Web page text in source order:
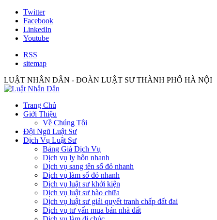
Twitter
Facebook
LinkedIn
Youtube
RSS
sitemap
LUẬT NHÂN DÂN - ĐOÀN LUẬT SƯ THÀNH PHỐ HÀ NỘI
Trang Chủ
Giới Thiệu
Về Chúng Tôi
Đội Ngũ Luật Sư
Dịch Vụ Luật Sư
Bảng Giá Dịch Vụ
Dịch vụ ly hôn nhanh
Dịch vụ sang tên sổ đỏ nhanh
Dịch vụ làm sổ đỏ nhanh
Dịch vụ luật sư khởi kiện
Dịch vụ luật sư bào chữa
Dịch vụ luật sư giải quyết tranh chấp đất đai
Dịch vụ tư vấn mua bán nhà đất